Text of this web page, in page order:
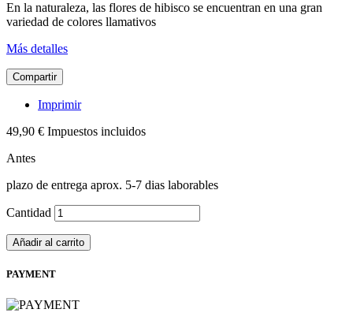
En la naturaleza, las flores de hibisco se encuentran en una gran
variedad de colores llamativos
Más detalles
Compartir
Imprimir
49,90 € Impuestos incluidos
Antes
plazo de entrega aprox. 5-7 dias laborables
Cantidad
Añadir al carrito
PAYMENT